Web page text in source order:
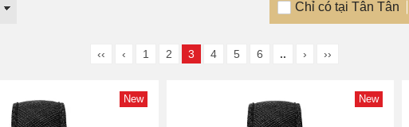
Chỉ có tại Tân Tân
‹‹ ‹ 1 2 3 4 5 6 .. › ››
New New